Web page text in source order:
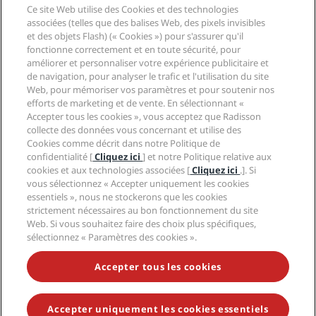
Nouveaux et futurs hôtels
Application Radisson Hotels
Hôtels adaptés aux sportifs
Hôtels adaptés aux Familles
Santé et sécurité
Radisson Hotel Group
Médias
Carrières RHG
Carrières PPHE
Carrières EHL
The Club by RHG
Opportunités de développement
Entreprise responsable
Approvisionnement
Légal
Centre de confidentialité
Mentions légales
Conditions générales Radisson Rewards
Contrat d’utilisation du site
Accessibilité numérique
Déclaration sur l’esclavage moderne
Aide
Avis aux consommateurs
Contact
FAQ
Plan du site
Médias sociaux
Marques Radisson Hotels
NE MANQUEZ AUCUNE DE NOS OFFRES LES PLUS
POPULAIRES
Ce site Web utilise des Cookies et des technologies
associées (telles que des balises Web, des pixels invisibles
et des objets Flash) (« Cookies ») pour s'assurer qu'il
fonctionne correctement et en toute sécurité, pour
améliorer et personnaliser votre expérience publicitaire et
de navigation, pour analyser le trafic et l'utilisation du site
Web, pour mémoriser vos paramètres et pour soutenir nos
efforts de marketing et de vente. En sélectionnant «
Accepter tous les cookies », vous acceptez que Radisson
collecte des données vous concernant et utilise des
Cookies comme décrit dans notre Politique de
confidentialité [Cliquez ici] et notre Politique relative aux
cookies et aux technologies associées [Cliquez ici .]. Si
vous sélectionnez « Accepter uniquement les cookies
essentiels », nous ne stockerons que les cookies
strictement nécessaires au bon fonctionnement du site
Web. Si vous souhaitez faire des choix plus spécifiques,
sélectionnez « Paramètres des cookies ».
Accepter tous les cookies
Accepter uniquement les cookies essentiels